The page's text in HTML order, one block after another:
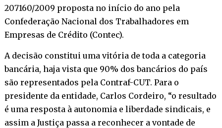
207160/2009 proposta no início do ano pela
Confederação Nacional dos Trabalhadores em
Empresas de Crédito (Contec).
A decisão constitui uma vitória de toda a categoria
bancária, haja vista que 90% dos bancários do país
são representados pela Contraf-CUT. Para o
presidente da entidade, Carlos Cordeiro, “o resultado
é uma resposta à autonomia e liberdade sindicais, e
assim a Justiça passa a reconhecer a vontade de